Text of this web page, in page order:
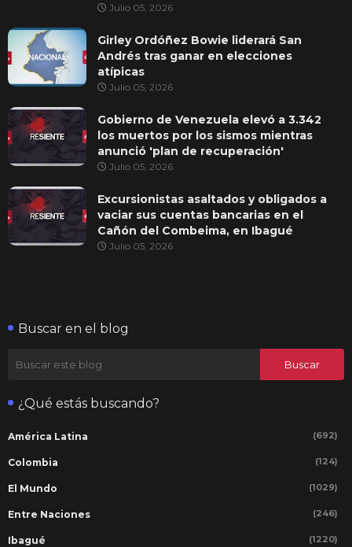
Julio 05, 2026
Girley Ordóñez Bowie liderará San
Andrés tras ganar en elecciones
atípicas
Julio 05, 2026
Gobierno de Venezuela elevó a 3.342
los muertos por los sismos mientras
anunció 'plan de recuperación'
Julio 05, 2026
Excursionistas asaltados y obligados a
vaciar sus cuentas bancarias en el
Cañón del Combeima, en Ibagué
Julio 05, 2026
Buscar en el blog
¿Qué estás buscando?
América Latina (692)
Colombia (124)
El Mundo (1029)
Entre Naciones (246)
Ibagué (1220)